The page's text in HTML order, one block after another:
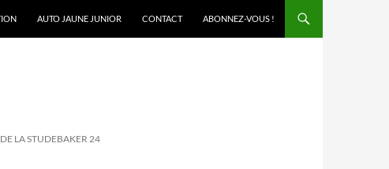
AUTO JAUNE JUNIOR CONTACT ABONNEZ-VOUS !
LA STUDEBAKER 24